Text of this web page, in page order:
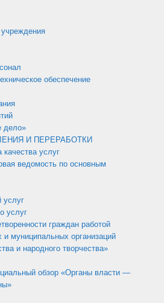
учреждения
обеспечение
дело»
И ПЕРЕРАБОТКИ
качества услуг
ведомость по основным
услуг
услуг
граждан работой
и муниципальных организаций
и народного творчества»
обзор «Органы власти —